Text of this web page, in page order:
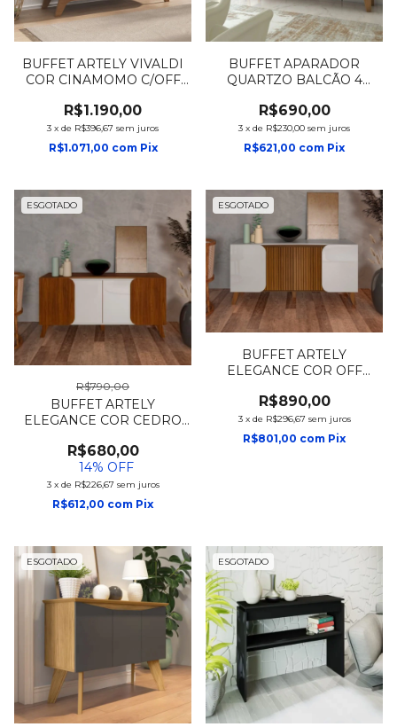
BUFFET ARTELY VIVALDI
COR CINAMOMO C/OFF
R$1.190,00
3 x de R$396,67 sem juros
R$1.071,00 com Pix
BUFFET APARADOR
QUARTZO BALCÃO 4
WHITE - HENN
R$690,00
3 x de R$230,00 sem juros
R$621,00 com Pix
ESGOTADO
BUFFET ARTELY
ELEGANCE COR CEDRO
R$680,00
R$790,00
14% OFF
3 x de R$226,67 sem juros
R$612,00 com Pix
ESGOTADO
BUFFET ARTELY
ELEGANCE COR OFF
R$890,00
3 x de R$296,67 sem juros
R$801,00 com Pix
ESGOTADO ESGOTADO